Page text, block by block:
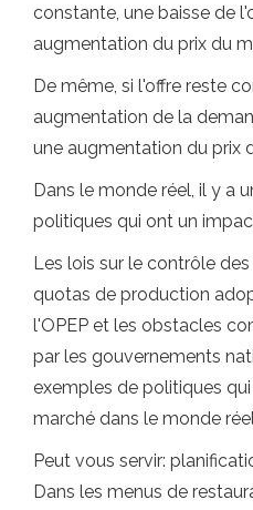
constante, une baisse de
augmentation du prix du
De même, si l'offre reste
augmentation de la
une augmentation du prix
Dans le monde réel, il y a
politiques qui ont un
Les lois sur le contrôle
quotas de production
l'OPEP et les obstacles
par les gouvernements
exemples de politiques
marché dans le monde
Peut vous servir:
Dans les menus de